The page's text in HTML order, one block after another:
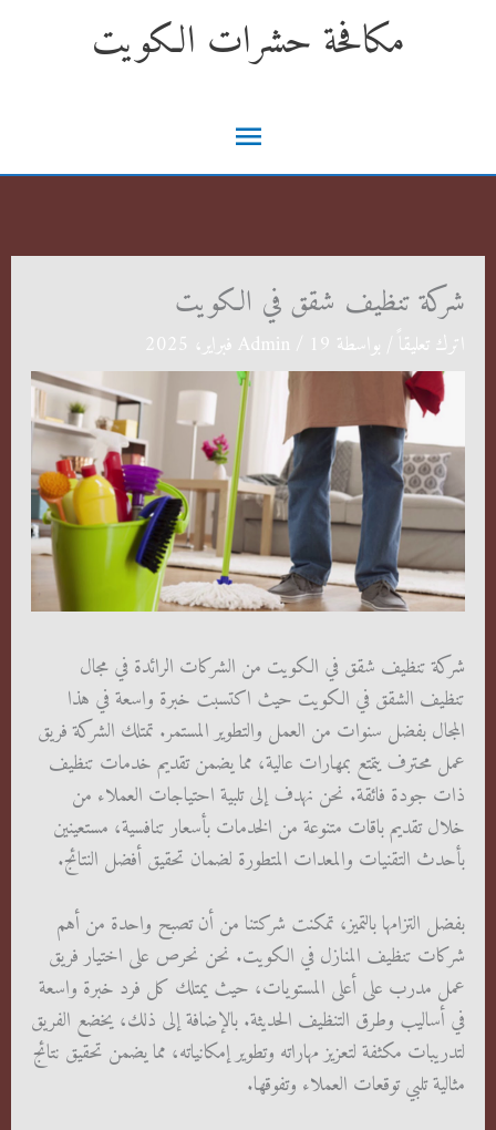
مكافحة حشرات الكويت
القائمة
الرئيسية
شركة تنظيف شقق في الكويت
اترك تعليقاً / بواسطة Admin 19 فبراير، 2025
شركة تنظيف شقق في الكويت من الشركات الرائدة في مجال
تنظيف الشقق في الكويت حيث اكتسبت خبرة واسعة في هذا
المجال بفضل سنوات من العمل والتطوير المستمر. تمتلك الشركة فريق
عمل محترف يتمتع بمهارات عالية، مما يضمن تقديم خدمات تنظيف
ذات جودة فائقة. نحن نهدف إلى تلبية احتياجات العملاء من
خلال تقديم باقات متنوعة من الخدمات بأسعار تنافسية، مستعينين
بأحدث التقنيات والمعدات المتطورة لضمان تحقيق أفضل النتائج.
بفضل التزامها بالتميز، تمكنت شركتنا من أن تصبح واحدة من أهم
شركات تنظيف المنازل في الكويت. نحن نحرص على اختيار فريق
عمل مدرب على أعلى المستويات، حيث يمتلك كل فرد خبرة واسعة
في أساليب وطرق التنظيف الحديثة. بالإضافة إلى ذلك، يخضع الفريق
لتدريبات مكثفة لتعزيز مهاراته وتطوير إمكانياته، مما يضمن تحقيق نتائج
مثالية تلبي توقعات العملاء وتفوقها.